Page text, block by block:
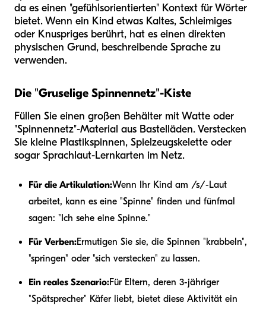
da es einen "gefühlsorientierten" Kontext für Wörter
bietet. Wenn ein Kind etwas Kaltes, Schleimiges
oder Knuspriges berührt, hat es einen direkten
physischen Grund, beschreibende Sprache zu
verwenden.
Die "Gruselige Spinnennetz"-Kiste
Füllen Sie einen großen Behälter mit Watte oder
"Spinnennetz"-Material aus Bastelläden. Verstecken
Sie kleine Plastikspinnen, Spielzeugskelette oder
sogar Sprachlaut-Lernkarten im Netz.
Für die Artikulation:Wenn Ihr Kind am /s/-Laut
arbeitet, kann es eine "Spinne" finden und fünfmal
sagen: "Ich sehe eine Spinne."
Für Verben:Ermutigen Sie sie, die Spinnen "krabbeln",
"springen" oder "sich verstecken" zu lassen.
Ein reales Szenario:Für Eltern, deren 3-jähriger
"Spätsprecher" Käfer liebt, bietet diese Aktivität ein